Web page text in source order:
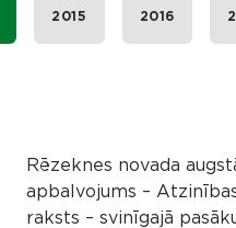
2015 2016
Rēzeknes novada
apbalvojums –
raksts – svinīgajā